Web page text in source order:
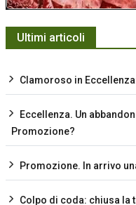
Ultimi articoli
Clamoroso in
Eccellenza. Un
Promozione?
Promozione. In arrivo
Colpo di coda: chiusa la